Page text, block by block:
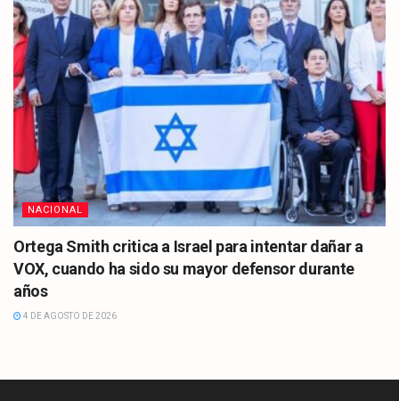
NACIONAL
Ortega Smith critica a Israel para intentar dañar a
VOX, cuando ha sido su mayor defensor durante
años
4 DE AGOSTO DE 2026